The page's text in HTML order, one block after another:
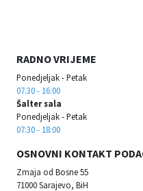
RADNO VRIJEME
Ponedjeljak - Petak
07:30 - 16:00
Šalter sala
Ponedjeljak - Petak
07:30 - 18:00
OSNOVNI KONTAKT
Zmaja od Bosne 55
71000 Sarajevo, BiH